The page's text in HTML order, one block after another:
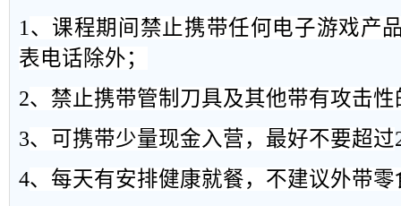
1 、课程期间禁止携带任何电子游戏产
表电话除外；
2、禁止携带管制刀具及其他带有攻击
3、可携带少量现金入营，最好不要超过
4、每天有安排健康就餐，不建议外带